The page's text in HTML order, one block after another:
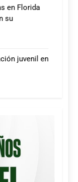
en Florida
su
juvenil en